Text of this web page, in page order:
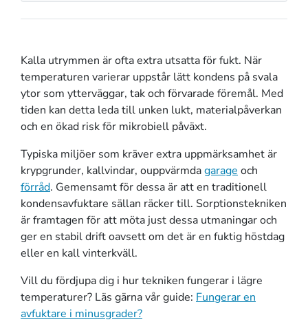
Kalla utrymmen är ofta extra utsatta för fukt. När
temperaturen varierar uppstår lätt kondens på svala
ytor som ytterväggar, tak och förvarade föremål. Med
tiden kan detta leda till unken lukt, materialpåverkan
och en ökad risk för mikrobiell påväxt.
Typiska miljöer som kräver extra uppmärksamhet är
krypgrunder, kallvindar, ouppvärmdagarage och
förråd. Gemensamt för dessa är att en traditionell
kondensavfuktare sällan räcker till. Sorptionstekniken
är framtagen för att möta just dessa utmaningar och
ger en stabil drift oavsett om det är en fuktig höstdag
eller en kall vinterkväll.
Vill du fördjupa dig i hur tekniken fungerar i lägre
temperaturer? Läs gärna vår guide: Fungerar en
avfuktare i minusgrader?